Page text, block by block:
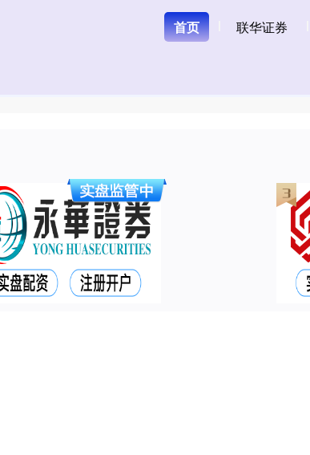
首页 联华证券